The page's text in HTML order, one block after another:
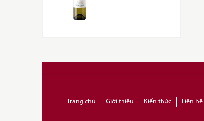
Trang chủ Giới thiệu Kiến thức Liên hệ